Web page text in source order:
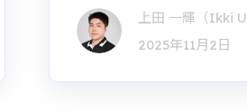
上田 一輝（Ikki
2025年11月2日